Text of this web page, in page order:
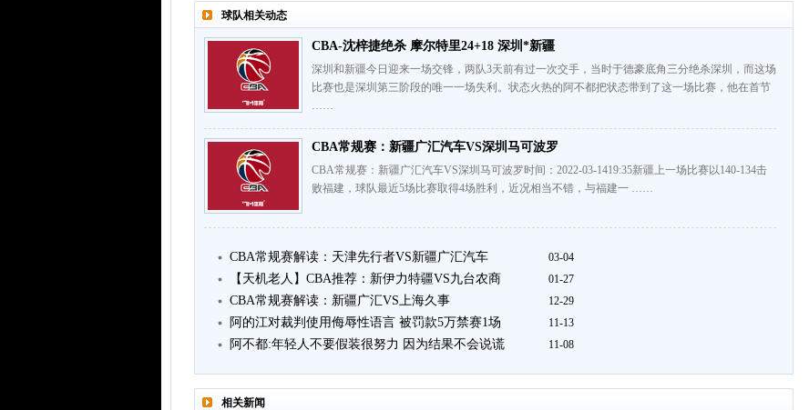
球队相关动态
CBA-沈梓捷绝杀 摩尔特里24+18 深圳*新疆
深圳和新疆今日迎来一场交锋，两队3天前有过一次交手，当时于德豪底角三分绝杀深圳，而这场
比赛也是深圳第三阶段的唯一一场失利。状态火热的阿不都把状态带到了这一场比赛，他在首节
……
CBA常规赛：新疆广汇汽车VS深圳马可波罗
CBA常规赛：新疆广汇汽车VS深圳马可波罗时间：2022-03-1419:35新疆上一场比赛以140-134击
败福建，球队最近5场比赛取得4场胜利，近况相当不错，与福建一 ……
CBA常规赛解读：天津先行者VS新疆广汇汽车 03-04
【天机老人】CBA推荐：新伊力特疆VS九台农商 01-27
CBA常规赛解读：新疆广汇VS上海久事 12-29
阿的江对裁判使用侮辱性语言 被罚款5万禁赛1场 11-13
阿不都:年轻人不要假装很努力 因为结果不会说谎 11-08
相关新闻